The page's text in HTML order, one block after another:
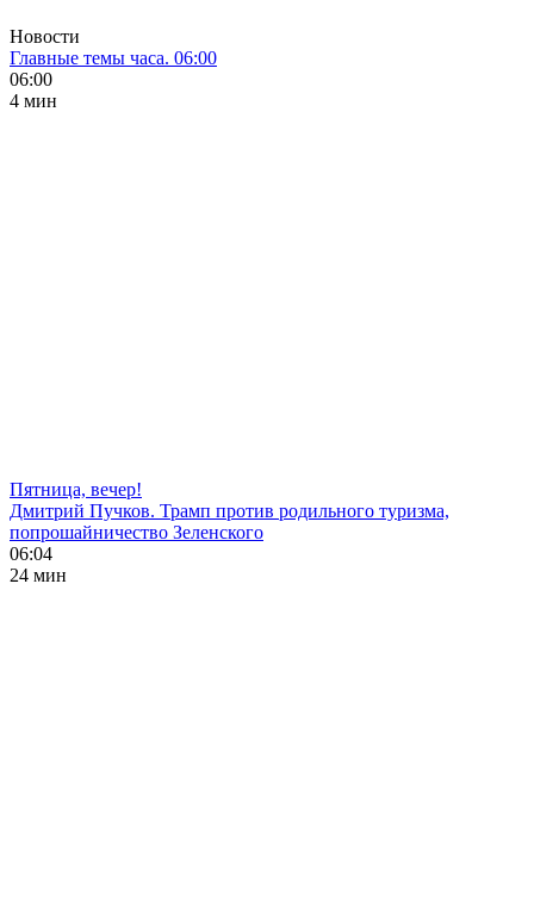
Новости
Главные темы часа. 06:00
06:00
4 мин
Пятница, вечер!
Дмитрий Пучков. Трамп против родильного туризма,
попрошайничество Зеленского
06:04
24 мин